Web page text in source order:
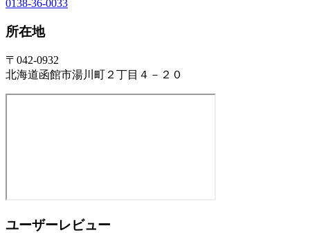
0138-36-0033
所在地
〒042-0932
北海道函館市湯川町２丁目４－２０
ユーザーレビュー